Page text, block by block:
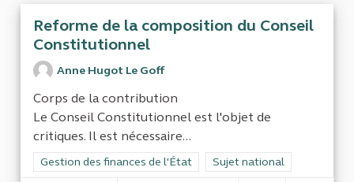
Reforme de la composition du Conseil
Constitutionnel
Anne Hugot Le Goff
Corps de la contribution
Le Conseil Constitutionnel est l'objet de
critiques. Il est nécessaire...
Filtrer les résultats de la catégorie : Gestion des finances de
Gestion des finances de l'État Filtrer les résultats pour le
Sujet national